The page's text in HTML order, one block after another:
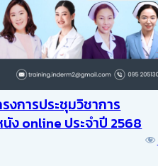
งการประชุมวิชาการ
ง online ประจำปี 2568